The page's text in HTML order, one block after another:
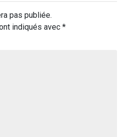
pas publiée.
indiqués avec *